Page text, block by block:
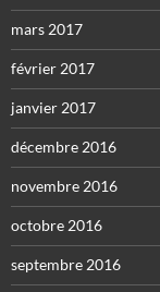
mars 2017
février 2017
janvier 2017
décembre 2016
novembre 2016
octobre 2016
septembre 2016